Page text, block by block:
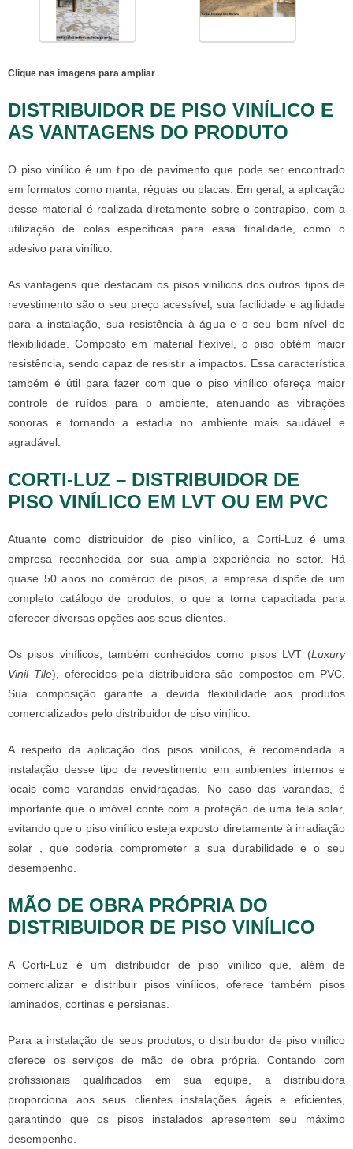
Clique nas imagens para ampliar
DISTRIBUIDOR DE PISO VINÍLICO E
AS VANTAGENS DO PRODUTO
O piso vinílico é um tipo de pavimento que pode ser encontrado
em formatos como manta, réguas ou placas. Em geral, a aplicação
desse material é realizada diretamente sobre o contrapiso, com a
utilização de colas específicas para essa finalidade, como o
adesivo para vinílico.
As vantagens que destacam os pisos vinílicos dos outros tipos de
revestimento são o seu preço acessível, sua facilidade e agilidade
para a instalação, sua resistência à água e o seu bom nível de
flexibilidade. Composto em material flexível, o piso obtém maior
resistência, sendo capaz de resistir a impactos. Essa característica
também é útil para fazer com que o piso vinílico ofereça maior
controle de ruídos para o ambiente, atenuando as vibrações
sonoras e tornando a estadia no ambiente mais saudável e
agradável.
CORTI-LUZ – DISTRIBUIDOR DE
PISO VINÍLICO EM LVT OU EM PVC
Atuante comodistribuidor de piso vinílico , a Corti-Luz é uma
empresa reconhecida por sua ampla experiência no setor. Há
quase 50 anos no comércio de pisos, a empresa dispõe de um
completo catálogo de produtos, o que a torna capacitada para
oferecer diversas opções aos seus clientes.
Os pisos vinílicos, também conhecidos como pisos LVT (Luxury
Vinil Tile), oferecidos pela distribuidora são compostos em PVC.
Sua composição garante a devida flexibilidade aos produtos
comercializados pelo distribuidor de piso vinílico
A respeito da aplicação dos pisos vinílicos, é recomendada a
instalação desse tipo de revestimento em ambientes internos e
locais como varandas envidraçadas. No caso das varandas, é
importante que o imóvel conte com a proteção de uma tela solar,
evitando que o piso vinílico esteja exposto diretamente à irradiação
solar , que poderia comprometer a sua durabilidade e o seu
desempenho.
MÃO DE OBRA PRÓPRIA DO
DISTRIBUIDOR DE PISO VINÍLICO
A Corti-Luz é um distribuidor de piso vinílicoque, além de
comercializar e distribuir pisos vinílicos, oferece também pisos
laminados, cortinas e persianas.
Para a instalação de seus produtos, o distribuidor de piso vinílico
oferece os serviços de mão de obra própria. Contando com
profissionais qualificados em sua equipe, a distribuidora
proporciona aos seus clientes instalações ágeis e eficientes,
garantindo que os pisos instalados apresentem seu máximo
desempenho.